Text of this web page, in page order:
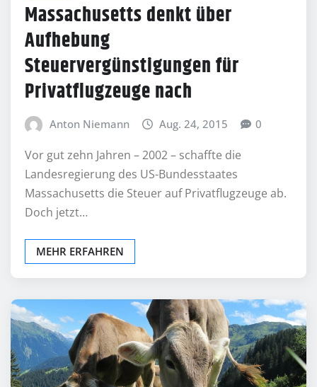
Massachusetts denkt über
Aufhebung
Steuervergünstigungen für
Privatflugzeuge nach
Anton Niemann Aug. 24, 2015 0
Vor gut zehn Jahren – 2002 – schaffte die
Landesregierung des US-Bundesstaates
Massachusetts die Steuer auf Privatflugzeuge ab.
Doch jetzt…
MEHR ERFAHREN